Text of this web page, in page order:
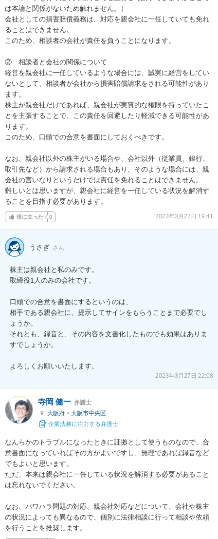
は本論と関係がないため触れません。）
会社としての損害賠償義務は、対応を親会社に一任していても免れ
ることはできません。
このため、相談者の会社が責任を負うことになります。
②　相談者と会社の関係について
経営を親会社に一任しているような場合には、誠実に経営をしてい
ないとして、相談者が会社から損害賠償請求をされる可能性があり
ます。
株主が親会社だけであれば、親会社が実質的な権限を持っていたこ
とを主張することで、この責任を回避したり軽減できる可能性があ
ります。
このため、口頭での合意を書面にしておくべきです。
なお、親会社以外の株主がいる場合や、会社以外（従業員、銀行、
取引先など）から請求される場合もあり、そのような場合には、親
会社の言いなりというだけでは責任を免れることはできません。
難しいとは思いますが、親会社に経営を一任している状況を解消す
ることを目指す必要があります。
役に立った 0 2023年3月27日 19:41
うさぎ さん
株主は親会社と私のみです。
取締役1人のみの会社です。
口頭での合意を書面にするというのは、
相手である親会社に、提示してサインをもらうことまで必要でし
ょうか。
それとも、録音と、その内容を文書化したものでも効果はありま
すでしょうか。
よろしくお願いいたします。
2023年3月27日 22:08
寺岡 健一 弁護士
大阪府 > 大阪市中央区
企業法務に注力する弁護士
なんらかのトラブルになったときに証拠として使うものなので、合
意書面になっていればその方がよいですし、無理であれば録音など
でもよいと思います。
ただ、本来は親会社に一任している状況を解消する必要があること
は忘れないでください。
なお、パワハラ問題の対応、親会社対応などについて、会社や株主
の状況によっても異なるので、個別に法律相談に行って相談や依頼
を行うことを推奨します。